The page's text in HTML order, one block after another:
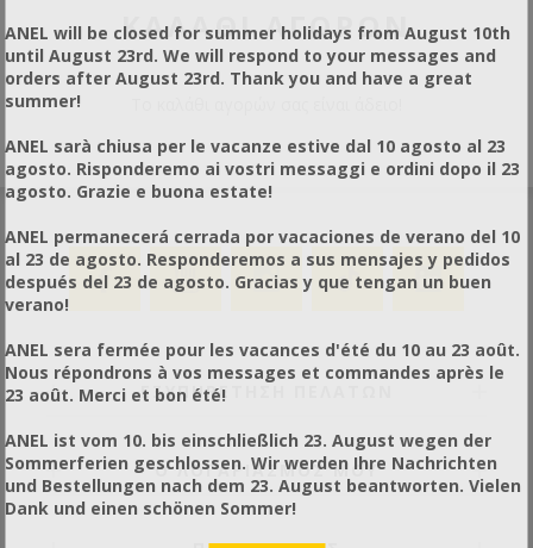
ΚΑΛΆΘΙ ΑΓΟΡΏΝ
ΕΞΥΠΗΡΕΤΗΣΗ ΠΕΛΑΤΩΝ
Ο ΛΟΓΑΡΙΑΣΜΟΣ ΜΟΥ
ANEL will be closed for summer holidays from August 10th
until August 23rd. We will respond to your messages and
orders after August 23rd. Thank you and have a great
summer!
ANEL sarà chiusa per le vacanze estive dal 10 agosto al 23
agosto. Risponderemo ai vostri messaggi e ordini dopo il 23
agosto. Grazie e buona estate!
ANEL permanecerá cerrada por vacaciones de verano del 10
al 23 de agosto. Responderemos a sus mensajes y pedidos
después del 23 de agosto. Gracias y que tengan un buen
verano!
ANEL sera fermée pour les vacances d'été du 10 au 23 août.
Nous répondrons à vos messages et commandes après le
23 août. Merci et bon été!
ANEL ist vom 10. bis einschließlich 23. August wegen der
Sommerferien geschlossen. Wir werden Ihre Nachrichten
und Bestellungen nach dem 23. August beantworten. Vielen
Dank und einen schönen Sommer!